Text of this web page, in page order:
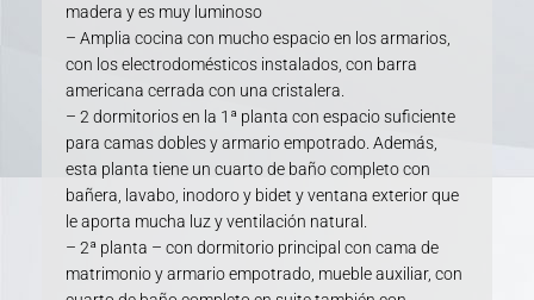
madera y es muy luminoso
– Amplia cocina con mucho espacio en los armarios,
con los electrodomésticos instalados, con barra
americana cerrada con una cristalera.
– 2 dormitorios en la 1ª planta con espacio suficiente
para camas dobles y armario empotrado. Además,
esta planta tiene un cuarto de baño completo con
bañera, lavabo, inodoro y bidet y ventana exterior que
le aporta mucha luz y ventilación natural.
– 2ª planta – con dormitorio principal con cama de
matrimonio y armario empotrado, mueble auxiliar, con